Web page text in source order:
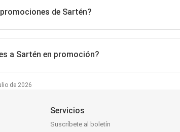
de Sartén?
a Sartén en promoción?
de 2026
Servicios
Suscríbete al boletín